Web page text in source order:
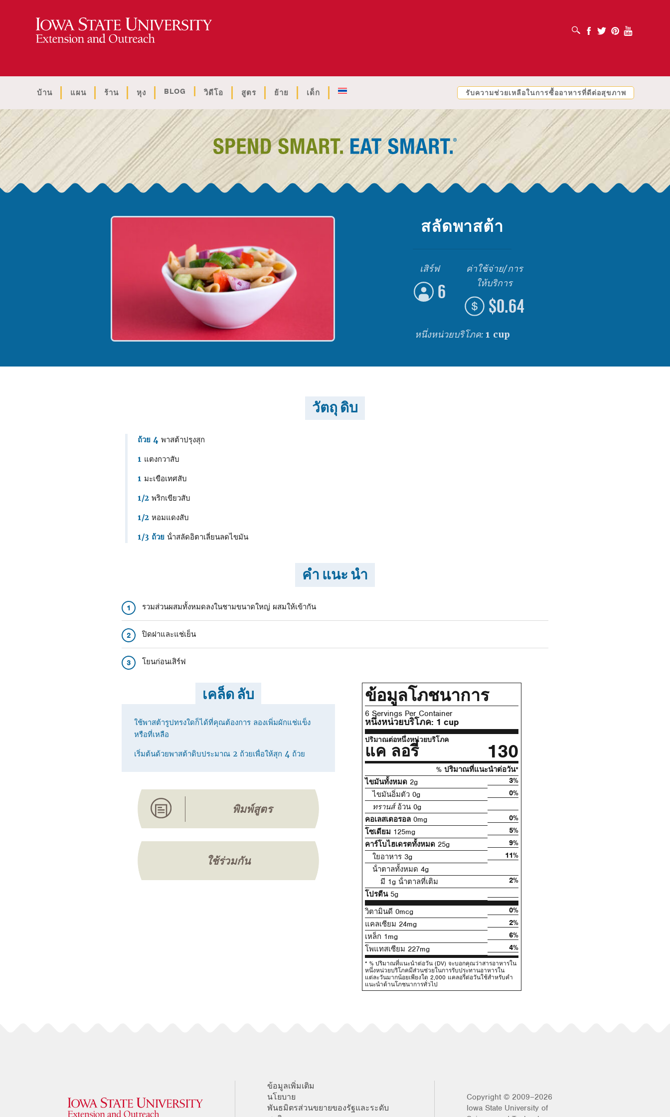
เปิดช่องค้นหา Facebook
Twitter PinterestYoutube
บ้าน แผน ร้าน หุง BLOG วิดีโอ สูตร ย้าย เด็ก รับความช่วยเหลือในการซื้ออาหารที่ดีต่อสุขภาพ
สลัดพาสต้า
เสิร์ฟ
6
ค่าใช้จ่าย/การ
ให้บริการ
$0.64
หนึ่งหน่วยบริโภค: 1 cup
วัตถุ ดิบ
ถ้วย 4 พาสต้าปรุงสุก
1 แตงกวาสับ
1 มะเขือเทศสับ
1/2 พริกเขียวสับ
1/2 หอมแดงสับ
1/3 ถ้วย น้ําสลัดอิตาเลี่ยนลดไขมัน
คำ แนะ นำ
1 รวมส่วนผสมทั้งหมดลงในชามขนาดใหญ่ ผสมให้เข้ากัน
2 ปิดฝาและแช่เย็น
3 โยนก่อนเสิร์ฟ
เคล็ด ลับ
ใช้พาสต้ารูปทรงใดก็ได้ที่คุณต้องการ ลองเพิ่มผักแช่แข็ง
หรือที่เหลือ
เริ่มต้นด้วยพาสต้าดิบประมาณ 2 ถ้วยเพื่อให้สุก 4 ถ้วย
พิมพ์สูตร
ใช้ร่วมกัน
ข้อมูลโภชนาการ
6 Servings Per Container
หนึ่งหน่วยบริโภค: 1 cup
ปริมาณต่อหนึ่งหน่วยบริโภค
แค ลอรี่ 130
% ปริมาณที่แนะนําต่อวัน*
ไขมันทั้งหมด 2g
3%
ไขมันอิ่มตัว 0g
0%
ทรานส์อ้วน 0g
คอเลสเตอรอล 0mg
0%
โซเดียม 125mg
5%
คาร์โบไฮเดรตทั้งหมด 25g
9%
ใยอาหาร 3g
11%
น้ําตาลทั้งหมด 4g
มี 1g น้ําตาลที่เติม
2%
โปรตีน5g
วิตามินดี 0mcg
0%
แคลเซียม 24mg
2%
เหล็ก 1mg
6%
โพแทสเซียม 227mg
4%
* % ปริมาณที่แนะนําต่อวัน (DV) จะบอกคุณว่าสารอาหารใน
หนึ่งหน่วยบริโภคมีส่วนช่วยในการรับประทานอาหารใน
แต่ละวันมากน้อยเพียงใด 2,000 แคลอรี่ต่อวันใช้สําหรับคํา
แนะนําด้านโภชนาการทั่วไป
ข้อมูลเพิ่มเติม
นโยบาย
พันธมิตรส่วนขยายของรัฐและระดับ
Copyright © 2009–2026
Iowa State University of